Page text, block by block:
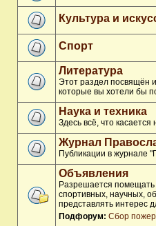
Культура и
Спорт
Литература
Этот раздел посвящён
которые вы хотели бы
Наука и техника
Здесь всё, что
Журнал
Публикации в журнале
Объявления
Разрешается помещать
спортивных, научных,
представлять интерес
Подфорум: Сбор